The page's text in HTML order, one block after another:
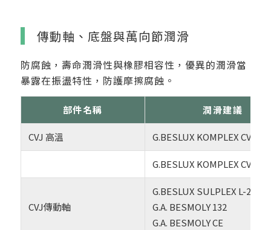
傳動軸、底盤與萬向節潤滑
防腐蝕，壽命潤滑性與橡膠相容性，優異的潤滑當
暴露在振盪特性，防護摩擦腐蝕。
部件名稱 潤滑建議
CVJ 高溫 G.BESLUX KOMPLEX CV-1
G.BESLUX KOMPLEX CV-1/
CVJ傳動軸
G.BESLUX SULPLEX L-2 BG
G.A. BESMOLY 132
G.A. BESMOLY CE